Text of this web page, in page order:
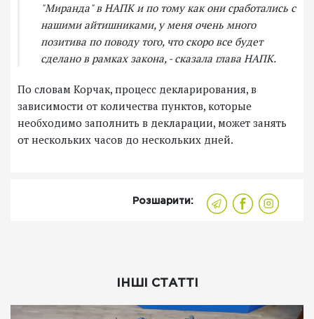
"Миранда" в НАПК и по тому как они сработались с
нашими айтишниками, у меня очень много
позитива по поводу того, что скоро все будет
сделано в рамках закона, - сказала глава НАПК.
По словам Корчак, процесс декларирования, в
зависимости от количества пунктов, которые
необходимо заполнить в декларации, может занять
от нескольких часов до нескольких дней.
Розшарити:
ІНШІ СТАТТІ